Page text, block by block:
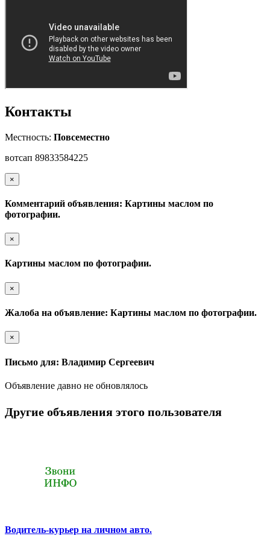
Контакты
Местность: Повсеместно
вотсап 89833584225
×
Комментарий объявления: Картины маслом по
фотографии.
×
Картины маслом по фотографии.
×
Жалоба на объявление: Картины маслом по фотографии.
×
Письмо для: Владимир Сергеевич
Объявление давно не обновлялось
Другие объявления этого пользователя
Водитель-курьер на личном авто.